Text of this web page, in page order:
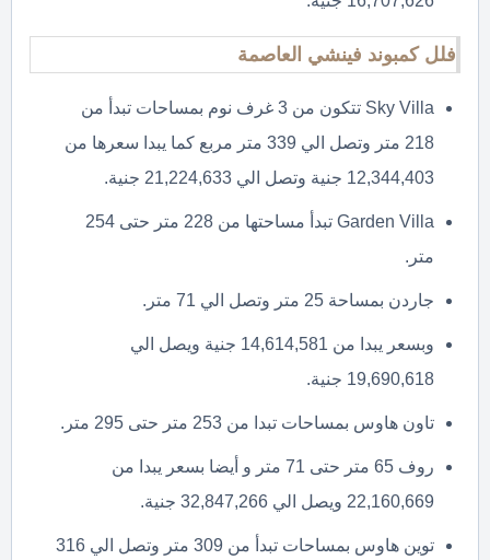
فلل كمبوند فينشي العاصمة
Sky Villa تتكون من 3 غرف نوم بمساحات تبدأ من
218 متر وتصل الي 339 متر مربع كما يبدا سعرها من
12,344,403 جنية وتصل الي 21,224,633 جنية.
Garden Villa تبدأ مساحتها من 228 متر حتى 254
متر.
جاردن بمساحة 25 متر وتصل الي 71 متر.
وبسعر يبدا من 14,614,581 جنية ويصل الي
19,690,618 جنية.
تاون هاوس بمساحات تبدا من 253 متر حتى 295 متر.
روف 65 متر حتى 71 متر و أيضا بسعر يبدا من
22,160,669 ويصل الي 32,847,266 جنية.
توين هاوس بمساحات تبدأ من 309 متر وتصل الي 316